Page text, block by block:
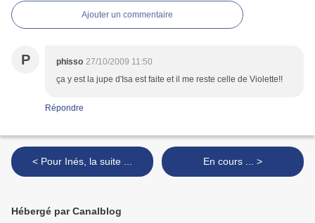
Ajouter un commentaire
P phisso 27/10/2009 11:50
ça y est la jupe d'Isa est faite et il me reste celle de Violette!!
Répondre
< Pour Inés, la suite ... En cours ... >
Hébergé par Canalblog